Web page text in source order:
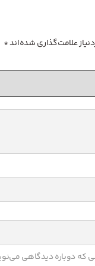
علامت‌گذاری شده‌اند*
که دوباره دیدگاهی